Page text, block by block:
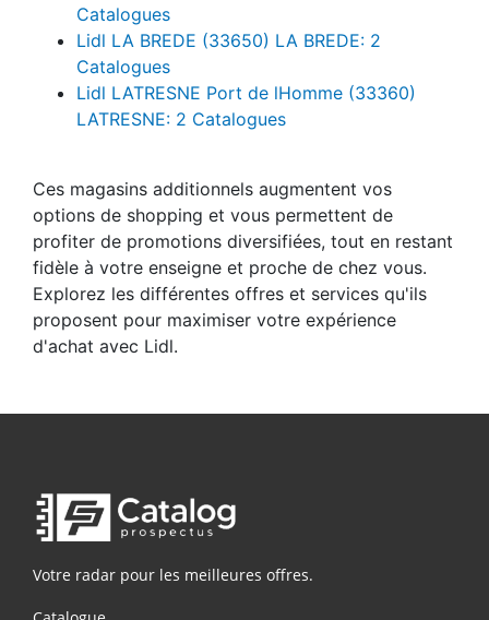
Catalogues
Lidl LA BREDE (33650) LA BREDE: 2
Catalogues
Lidl LATRESNE Port de lHomme (33360)
LATRESNE: 2 Catalogues
Ces magasins additionnels augmentent vos
options de shopping et vous permettent de
profiter de promotions diversifiées, tout en restant
fidèle à votre enseigne et proche de chez vous.
Explorez les différentes offres et services qu'ils
proposent pour maximiser votre expérience
d'achat avec Lidl.
Votre radar pour les meilleures offres.